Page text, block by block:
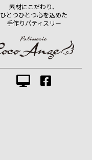
素材にこだわり、
ひとつひとつ心を込めた
手作りパティスリー